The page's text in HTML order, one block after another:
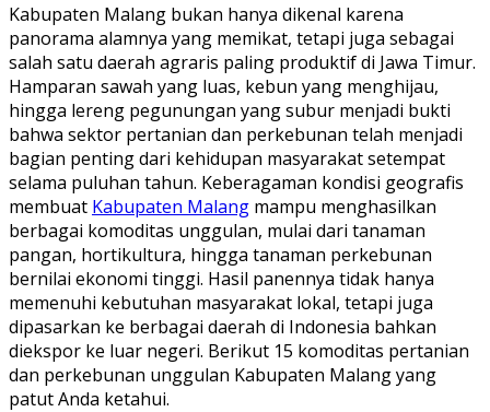
Kabupaten Malang bukan hanya dikenal karena
panorama alamnya yang memikat, tetapi juga sebagai
salah satu daerah agraris paling produktif di Jawa Timur.
Hamparan sawah yang luas, kebun yang menghijau,
hingga lereng pegunungan yang subur menjadi bukti
bahwa sektor pertanian dan perkebunan telah menjadi
bagian penting dari kehidupan masyarakat setempat
selama puluhan tahun. Keberagaman kondisi geografis
membuat Kabupaten Malang mampu menghasilkan
berbagai komoditas unggulan, mulai dari tanaman
pangan, hortikultura, hingga tanaman perkebunan
bernilai ekonomi tinggi. Hasil panennya tidak hanya
memenuhi kebutuhan masyarakat lokal, tetapi juga
dipasarkan ke berbagai daerah di Indonesia bahkan
diekspor ke luar negeri. Berikut 15 komoditas pertanian
dan perkebunan unggulan Kabupaten Malang yang
patut Anda ketahui.